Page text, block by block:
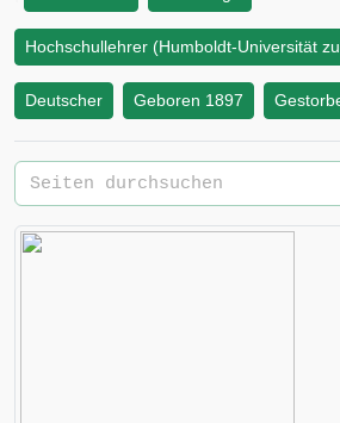
Hochschullehrer (Humboldt-Universität
Deutscher Geboren 1897